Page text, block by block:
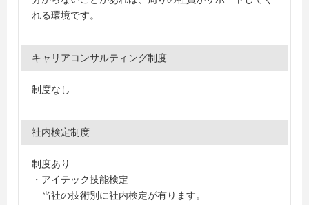
れる環境です。
キャリアコンサルティング制度
制度なし
社内検定制度
制度あり
・アイテック技能検定
当社の技術別に社内検定が有ります。